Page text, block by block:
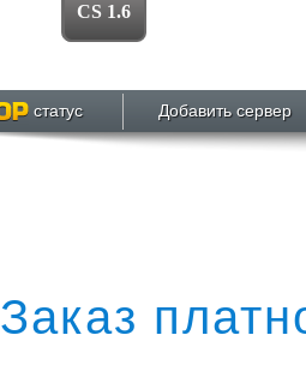
CS 1.6
статус Добавить сервер
Заказ